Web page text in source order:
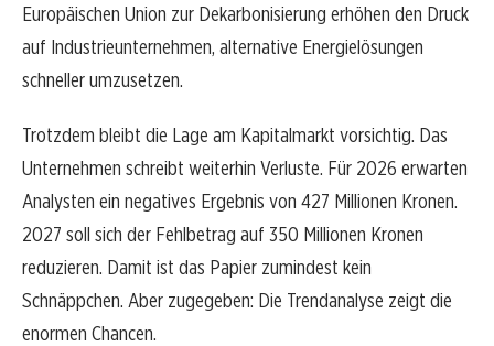
Europäischen Union zur Dekarbonisierung erhöhen den Druck
auf Industrieunternehmen, alternative Energielösungen
schneller umzusetzen.
Trotzdem bleibt die Lage am Kapitalmarkt vorsichtig. Das
Unternehmen schreibt weiterhin Verluste. Für 2026 erwarten
Analysten ein negatives Ergebnis von 427 Millionen Kronen.
2027 soll sich der Fehlbetrag auf 350 Millionen Kronen
reduzieren. Damit ist das Papier zumindest kein
Schnäppchen. Aber zugegeben: Die Trendanalyse zeigt die
enormen Chancen.